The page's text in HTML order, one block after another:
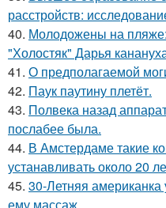
расстройств:
40. Молодожены на
"Холостяк" Дарья
41. О предполагаемой
42. Паук паутину плетёт.
43. Полвека назад
послабее была.
44. В Амстердаме такие
устанавливать около 20
45. 30-Летняя американка
ему массаж.